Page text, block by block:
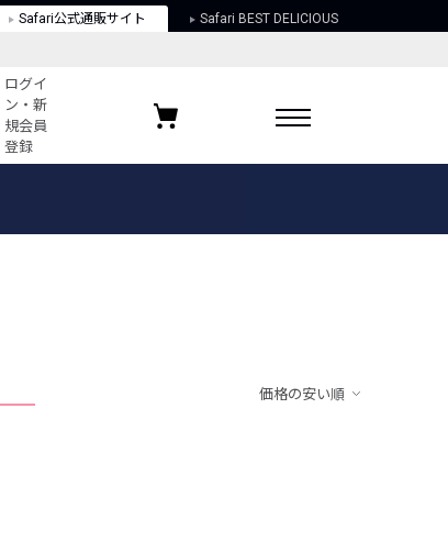
Safari公式通販サイト Safari BEST DELICIOUS
ログイ
ン・新
規会員
登録
お気に入りブランド
価格の安い順